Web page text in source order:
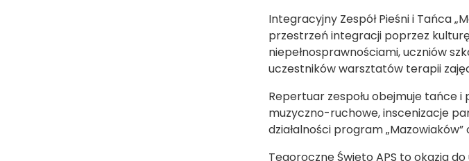
Integracyjny Zespół Pieśni i Tańca
przestrzeń integracji poprzez
niepełnosprawnościami, uczniów
uczestników warsztatów terapii
Repertuar zespołu obejmuje tańce
muzyczno-ruchowe, inscenizacje
działalności program
Tegoroczne Święto APS to okazja